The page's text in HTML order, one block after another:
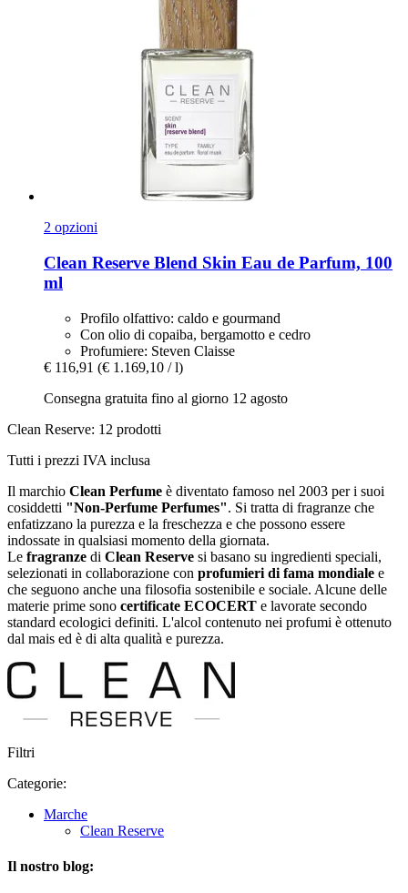
2 opzioni
Clean Reserve Blend Skin Eau de Parfum, 100
ml
Profilo olfattivo: caldo e gourmand
Con olio di copaiba, bergamotto e cedro
Profumiere: Steven Claisse
€ 116,91 (€ 1.169,10 / l)
Consegna gratuita fino al giorno 12 agosto
Clean Reserve: 12 prodotti
Tutti i prezzi IVA inclusa
Il marchio Clean Perfume è diventato famoso nel 2003 per i suoi
cosiddetti "Non-Perfume Perfumes". Si tratta di fragranze che
enfatizzano la purezza e la freschezza e che possono essere
indossate in qualsiasi momento della giornata.
Le fragranze di Clean Reserve si basano su ingredienti speciali,
selezionati in collaborazione con profumieri di fama mondiale e
che seguono anche una filosofia sostenibile e sociale. Alcune delle
materie prime sono certificate ECOCERT e lavorate secondo
standard ecologici definiti. L'alcol contenuto nei profumi è ottenuto
dal mais ed è di alta qualità e purezza.
Filtri
Categorie:
Marche
Clean Reserve
Il nostro blog: